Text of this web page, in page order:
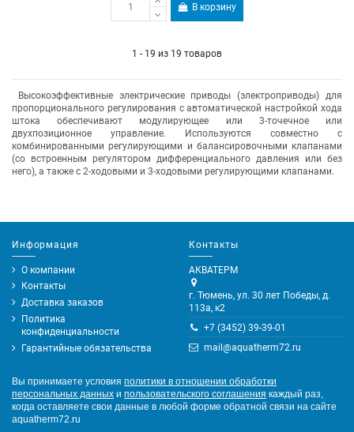
В корзину
1 - 19 из 19 товаров
Высокоэффективные электрические приводы (электроприводы) для
пропорционального регулирования с автоматической настройкой хода
штока обеспечивают модулирующее или 3-точечное или
двухпозиционное управление. Используются совместно с
комбинированными регулирующими и балансировочными клапанами
(со встроенным регулятором дифференциального давления или без
него), а также с 2-ходовыми и 3-ходовыми регулирующими клапанами.
Информация
О компании
Контакты
Доставка заказов
Политика
конфиденциальности
Гарантийные обязательства
Контакты
АКВАТЕРМ
г. Тюмень, ул. 30 лет Победы, д.
113а, к2
+7 (3452) 39-39-01
mail@aquatherm72.ru
Вы принимаете условия политики в отношении обработки
персональных данных и пользовательского соглашения каждый раз,
когда оставляете свои данные в любой форме обратной связи на сайте
aquatherm72.ru